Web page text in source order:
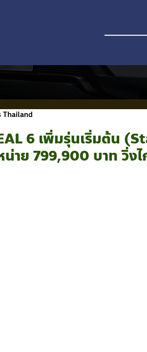
6 เพิ่มรุ่นเริ่มต้น
น่าย 799,900 บาท วิ่ง
Thailand